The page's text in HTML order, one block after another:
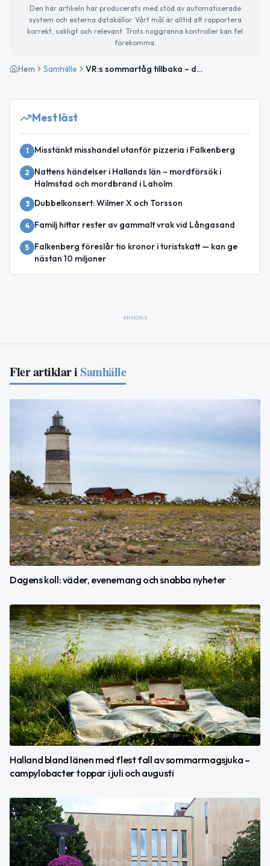
Den här artikeln har producerats med stöd av automatiserade
system och externa datakällor. Vårt mål är alltid att rapportera
korrekt, sakligt och relevant. Trots noggranna kontroller kan fel
förekomma.
Hem Samhälle VR:s sommartåg tillbaka – dagliga direkttåg via Falkenberg till Ängelholm
Mest läst
1 Misstänkt misshandel utanför pizzeria i Falkenberg
2
Nattens händelser i Hallands län – mordförsök i
Halmstad och mordbrand i Laholm
3 Dubbelkonsert: Wilmer X och Torsson
4 Familj hittar rester av gammalt vrak vid Långasand
5
Falkenberg föreslår tio kronor i turistskatt — kan ge
nästan 10 miljoner
ANNONS
Fler artiklar iSamhälle
Dagens koll: väder, evenemang och snabba nyheter
Halland bland länen med flest fall av sommarmagsjuka –
campylobacter toppar i juli och augusti